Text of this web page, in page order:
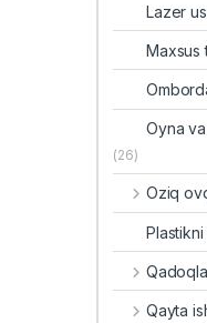
Lazer
Maxsus
Oyna
(26)
Oziq
Qayta